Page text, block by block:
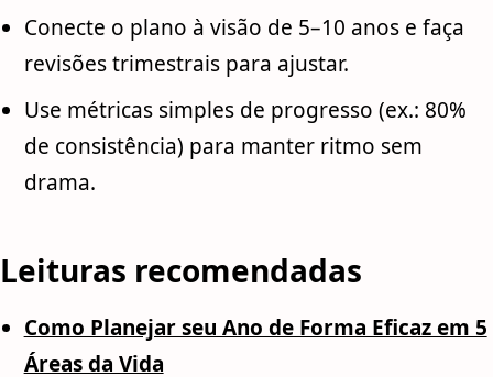
Conecte o plano à visão de 5–10 anos e faça
revisões trimestrais para ajustar.
Use métricas simples de progresso (ex.: 80%
de consistência) para manter ritmo sem
drama.
Leituras recomendadas
Como Planejar seu Ano de Forma Eficaz em 5
Áreas da Vida